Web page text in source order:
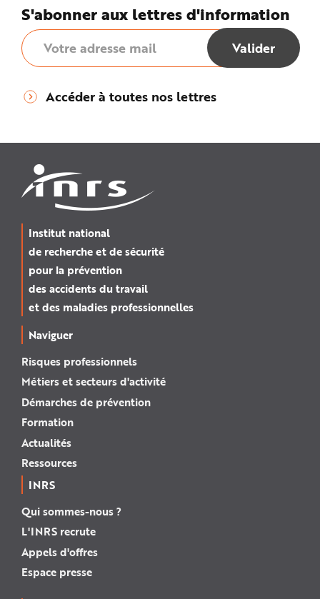
S'abonner aux lettres d'information
Accéder à toutes nos lettres
Institut national
de recherche et de sécurité
pour la prévention
des accidents du travail
et des maladies professionnelles
Naviguer
Risques professionnels
Métiers et secteurs d'activité
Démarches de prévention
Formation
Actualités
Ressources
INRS
Qui sommes-nous ?
L'INRS recrute
Appels d'offres
Espace presse